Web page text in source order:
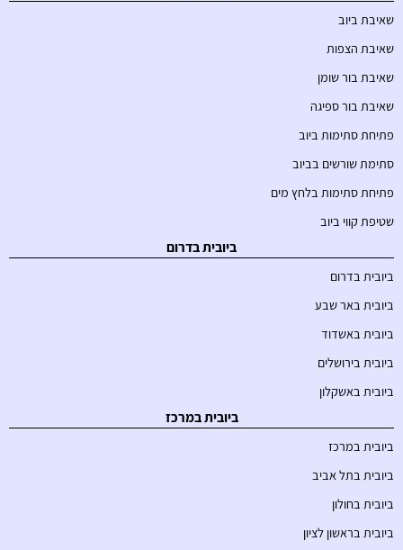
שאיבת ביוב
שאיבת הצפות
שאיבת בור שומן
שאיבת בור ספיגה
פתיחת סתימות ביוב
סתימת שורשים בביוב
פתיחת סתימות בלחץ מים
שטיפת קווי ביוב
ביובית בדרום
ביובית בדרום
ביובית באר שבע
ביובית באשדוד
ביובית בירושלים
ביובית באשקלון
ביובית במרכז
ביובית במרכז
ביובית בתל אביב
ביובית בחולון
ביובית בראשון לציון